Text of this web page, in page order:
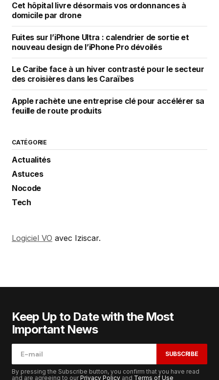
Cet hôpital livre désormais vos ordonnances à
domicile par drone
Fuites sur l’iPhone Ultra : calendrier de sortie et
nouveau design de l’iPhone Pro dévoilés
Le Caribe face à un hiver contrasté pour le secteur
des croisières dans les Caraïbes
Apple rachète une entreprise clé pour accélérer sa
feuille de route produits
CATÉGORIE
Actualités
Astuces
Nocode
Tech
Logiciel VO avec Iziscar.
Keep Up to Date with the Most
Important News
SUBSCRIBE
By pressing the Subscribe button, you confirm that you have read
and are agreeing to ourPrivacy Policy and Terms of Use